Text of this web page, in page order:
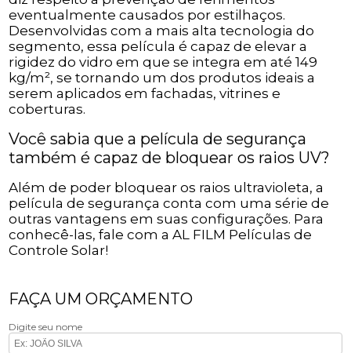
eventualmente causados por estilhaços.
Desenvolvidas com a mais alta tecnologia do
segmento, essa película é capaz de elevar a
rigidez do vidro em que se integra em até 149
kg/m², se tornando um dos produtos ideais a
serem aplicados em fachadas, vitrines e
coberturas.
Você sabia que a película de segurança
também é capaz de bloquear os raios UV?
Além de poder bloquear os raios ultravioleta, a
película de segurança conta com uma série de
outras vantagens em suas configurações. Para
conhecê-las, fale com a AL FILM Películas de
Controle Solar!
FAÇA UM ORÇAMENTO
Digite seu nome